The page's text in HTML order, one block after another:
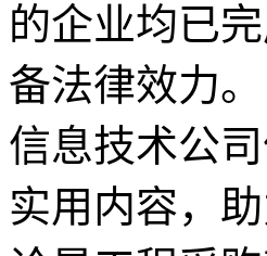
的企业均已
备法律效力。
信息技术公
实用内容，